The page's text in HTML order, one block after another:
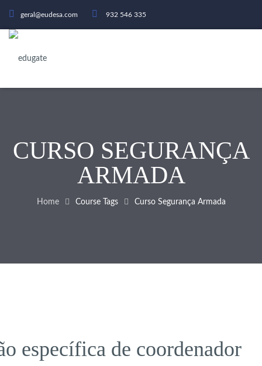
geral@eudesa.com 932 546 335
CURSO SEGURANÇA
ARMADA
Home Course Tags Curso Segurança Armada
específica de coordenador